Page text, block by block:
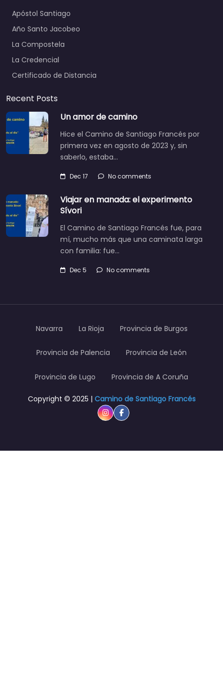
Apóstol Santiago
Año Santo Jacobeo
La Compostela
La Credencial
Certificado de Distancia
Recent Posts
Un amor de camino
Hice el Camino de Santiago Francés por
primera vez en agosto de 2023 y, sin
saberlo, estaba…
Dec 17 No comments
Viajar en manada: el experimento
Sívori
El Camino de Santiago Francés fue, para
mí, mucho más que una caminata larga
con familia: fue…
Dec 5 No comments
Navarra La Rioja Provincia de Burgos
Provincia de Palencia Provincia de León
Provincia de Lugo Provincia de A Coruña
Copyright © 2025 | Camino de Santiago Francés